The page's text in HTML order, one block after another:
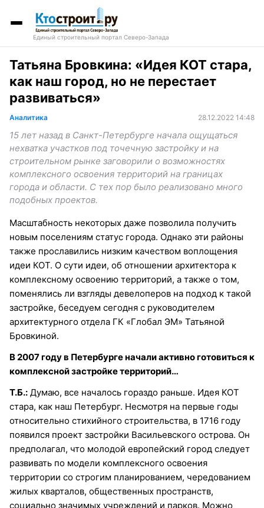
Единый строительный портал Северо-Запада
Татьяна Бровкина: «Идея КОТ стара,
как наш город, но не перестает
развиваться»
Аналитика 28.12.2022 14:48
15 лет назад в Санкт-Петербурге начала ощущаться
нехватка участков под точечную застройку и на
строительном рынке заговорили о возможностях
комплексного освоения территорий на границах
города и области. С тех пор было реализовано много
подобных проектов.
Масштабность некоторых даже позволила получить
новым поселениям статус города. Однако эти районы
также прославились низким качеством воплощения
идеи КОТ. О сути идеи, об отношении архитектора к
комплексному освоению территорий, а также о том,
поменялись ли взгляды девелоперов на подход к такой
застройке, беседуем сегодня с руководителем
архитектурного отдела ГК «Глобал ЭМ» Татьяной
Бровкиной.
В 2007 году в Петербурге начали активно готовиться к
комплексной застройке территорий…
Т.Б.: Думаю, все началось гораздо раньше. Идея КОТ
стара, как наш Петербург. Несмотря на первые годы
относительно стихийного строительства, в 1716 году
появился проект застройки Васильевского острова. Он
предполагал, что молодой европейский город следует
развивать по модели комплексного освоения
территории со строгим планированием, чередованием
жилых кварталов, общественных пространств,
социально значимых учреждений и парков. Можно